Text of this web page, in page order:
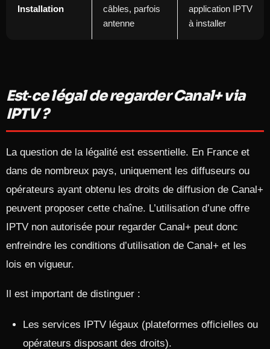
Installation
câbles, parfois
antenne
application IPTV
à installer ​
Est‑ce légal de regarder Canal+ via
IPTV ?
La question de la légalité est essentielle. En France et
dans de nombreux pays, uniquement les diffuseurs ou
opérateurs ayant obtenu les droits de diffusion de Canal+
peuvent proposer cette chaîne. L’utilisation d’une offre
IPTV non autorisée pour regarder Canal+ peut donc
enfreindre les conditions d’utilisation de Canal+ et les
lois en vigueur.​
Il est important de distinguer :
Les services IPTV légaux (plateformes officielles ou
opérateurs disposant des droits).